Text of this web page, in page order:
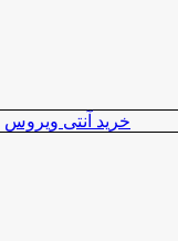
خرید آنتی ویروس